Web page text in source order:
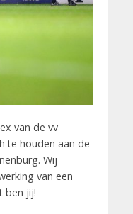
van de vv
te houden aan de
Wij
van een
ben jij!